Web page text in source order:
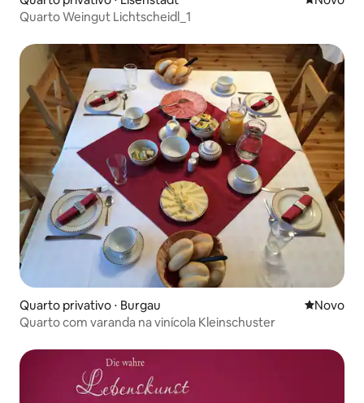
Quarto Weingut Lichtscheidl_1
Quarto privativo ⋅ Burgau Novo
Novo
Quarto com varanda na vinícola Kleinschuster